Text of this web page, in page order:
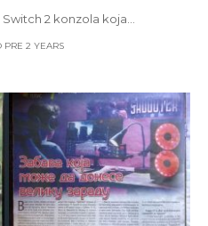
2 konzola koja…
PRE 2 YEARS